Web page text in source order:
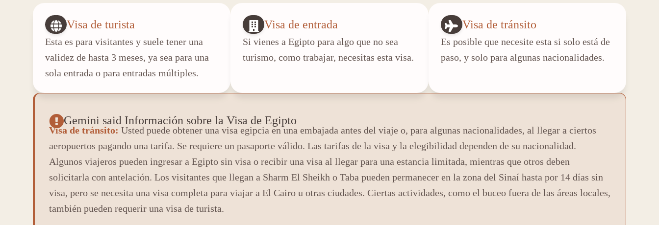
Visa de turista
Esta es para visitantes y suele tener una
validez de hasta 3 meses, ya sea para una
sola entrada o para entradas múltiples.
Visa de entrada
Si vienes a Egipto para algo que no sea
turismo, como trabajar, necesitas esta visa.
Visa de tránsito
Es posible que necesite esta si solo está de
paso, y solo para algunas nacionalidades.
Gemini said Información sobre la Visa de Egipto
Visa de tránsito: Usted puede obtener una visa egipcia en una embajada antes del viaje o, para algunas nacionalidades, al llegar a ciertos
aeropuertos pagando una tarifa. Se requiere un pasaporte válido. Las tarifas de la visa y la elegibilidad dependen de su nacionalidad.
Algunos viajeros pueden ingresar a Egipto sin visa o recibir una visa al llegar para una estancia limitada, mientras que otros deben
solicitarla con antelación. Los visitantes que llegan a Sharm El Sheikh o Taba pueden permanecer en la zona del Sinaí hasta por 14 días sin
visa, pero se necesita una visa completa para viajar a El Cairo u otras ciudades. Ciertas actividades, como el buceo fuera de las áreas locales,
también pueden requerir una visa de turista.